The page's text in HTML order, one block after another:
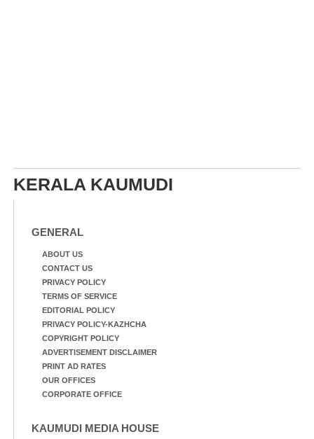
KERALA KAUMUDI
GENERAL
ABOUT US
CONTACT US
PRIVACY POLICY
TERMS OF SERVICE
EDITORIAL POLICY
PRIVACY POLICY-KAZHCHA
COPYRIGHT POLICY
ADVERTISEMENT DISCLAIMER
PRINT AD RATES
OUR OFFICES
CORPORATE OFFICE
KAUMUDI MEDIA HOUSE